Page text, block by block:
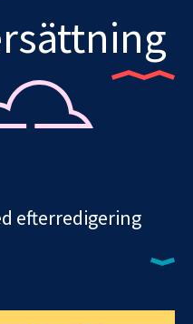
efterredigering